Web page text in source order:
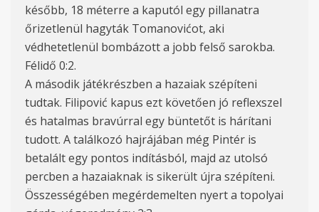
később, 18 méterre a kaputól egy pillanatra
őrizetlenül hagyták Tomanovićot, aki
védhetetlenül bombázott a jobb felső sarokba.
Félidő 0:2.
A második játékrészben a hazaiak szépíteni
tudtak. Filipović kapus ezt követően jó reflexszel
és hatalmas bravúrral egy büntetőt is hárítani
tudott. A találkozó hajrájában még Pintér is
betalált egy pontos indításból, majd az utolsó
percben a hazaiaknak is sikerült újra szépíteni.
Összességében megérdemelten nyert a topolyai